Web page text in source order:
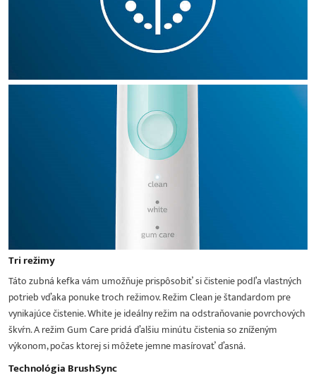
Tri režimy
Táto zubná kefka vám umožňuje prispôsobiť si čistenie podľa vlastných
potrieb vďaka ponuke troch režimov. Režim Clean je štandardom pre
vynikajúce čistenie. White je ideálny režim na odstraňovanie povrchových
škvŕn. A režim Gum Care pridá ďalšiu minútu čistenia so zníženým
výkonom, počas ktorej si môžete jemne masírovať ďasná.
Technológia BrushSync